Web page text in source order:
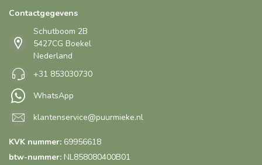
Contactgegevens
Schutboom 2B
5427CG Boekel
Nederland
+31 853030730
WhatsApp
klantenservice@puurmieke.nl
KVK nummer: 69956618
btw-nummer: NL858080400B01